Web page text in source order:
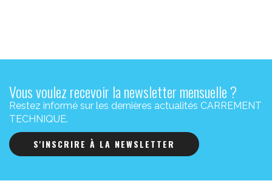
Vous voulez recevoir la newsletter mensuelle ?
Restez informé sur les dernières actualités CARREMENT
TECHNIQUE.
S'INSCRIRE À LA NEWSLETTER